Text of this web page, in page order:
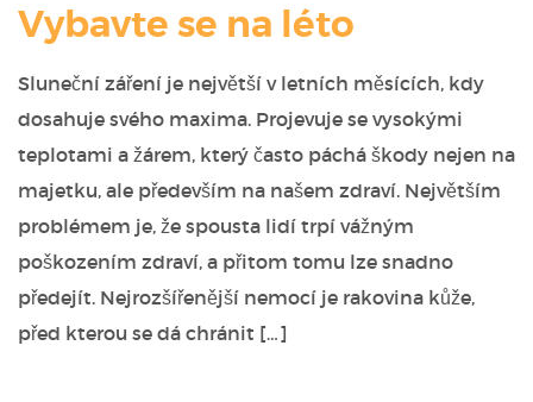
Vybavte se na léto
Sluneční záření je největší v letních měsících, kdy
dosahuje svého maxima. Projevuje se vysokými
teplotami a žárem, který často páchá škody nejen na
majetku, ale především na našem zdraví. Největším
problémem je, že spousta lidí trpí vážným
poškozením zdraví, a přitom tomu lze snadno
předejít. Nejrozšířenější nemocí je rakovina kůže,
před kterou se dá chránit […]